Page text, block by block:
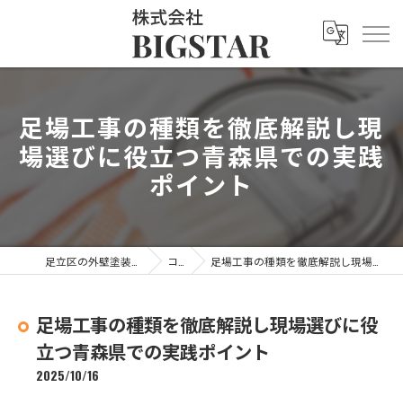
足場工事の種類を徹底解説し現
場選びに役立つ青森県での実践
ポイント
コラム 足場工事の種類を徹底解説し現場選びに役立つ青森県での実践ポイント
足場工事の種類を徹底解説し現場選びに役
立つ青森県での実践ポイント
2025/10/16